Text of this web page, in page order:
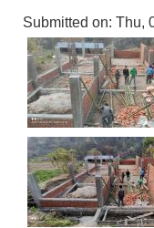
Submitted on: Thu,